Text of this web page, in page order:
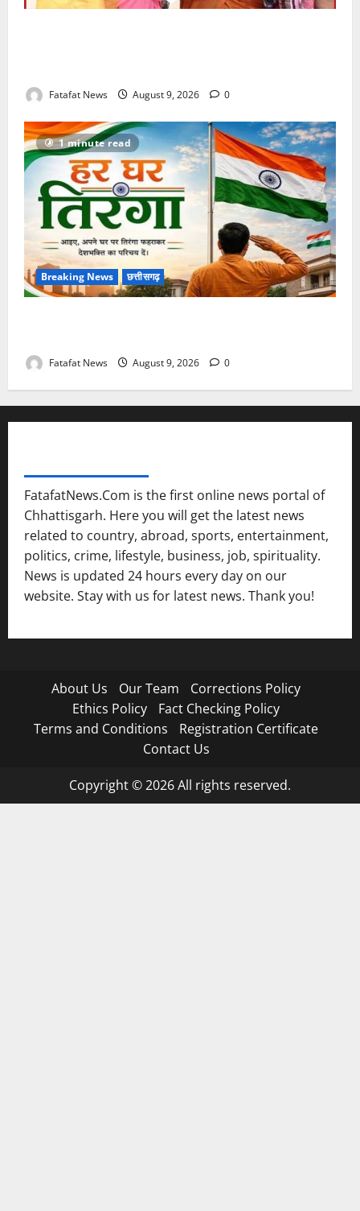
Fatafat News August 9, 2026 0
1 minute read
Breaking News छत्तीसगढ़
Fatafat News August 9, 2026 0
FatafatNews.Com is the first online news portal of
Chhattisgarh. Here you will get the latest news
related to country, abroad, sports, entertainment,
politics, crime, lifestyle, business, job, spirituality.
News is updated 24 hours every day on our
website. Stay with us for latest news. Thank you!
About Us Our Team
Corrections Policy
Ethics Policy
Fact Checking Policy
Terms and Conditions
Registration Certificate
Contact Us
Copyright © 2026 All rights reserved.